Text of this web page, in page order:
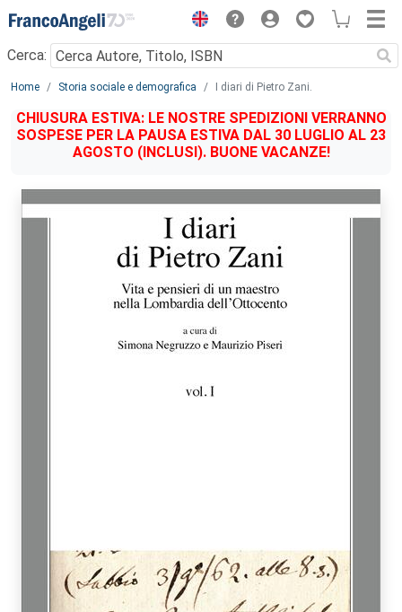
Menu
Cerca:
Main content
Home Storia sociale e demografica I diari di Pietro Zani.
CHIUSURA ESTIVA: LE NOSTRE SPEDIZIONI VERRANNO
SOSPESE PER LA PAUSA ESTIVA DAL 30 LUGLIO AL 23
AGOSTO (INCLUSI). BUONE VACANZE!